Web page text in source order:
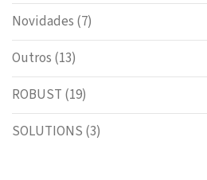
Novidades (7)
Outros (13)
ROBUST (19)
SOLUTIONS (3)